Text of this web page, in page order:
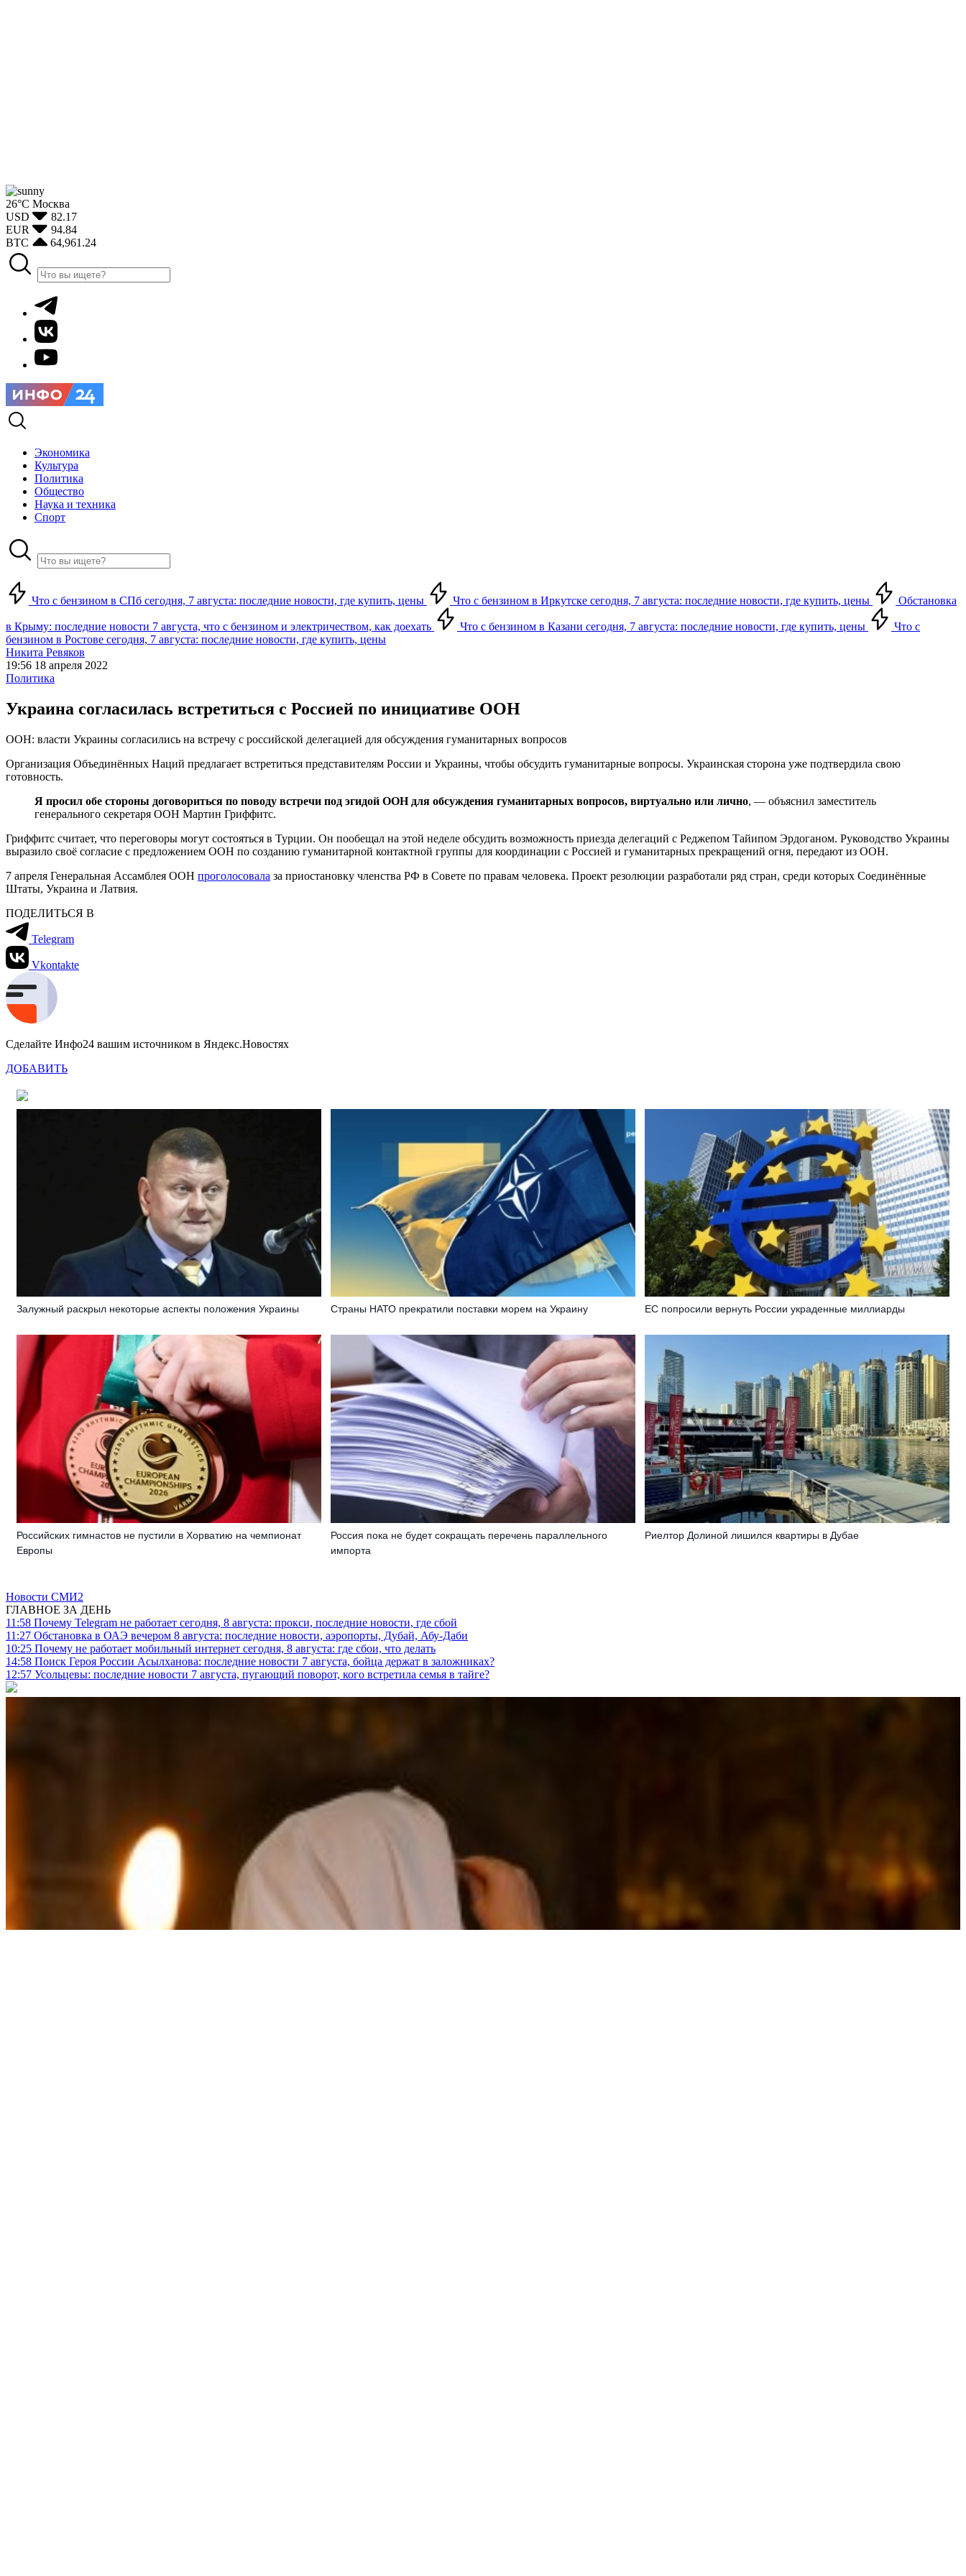
26°С Москва
USD
82.17
EUR
94.84
BTC
64,961.24
Экономика
Культура
Политика
Общество
Наука и техника
Спорт
Что с бензином в СПб сегодня, 7 августа: последние новости, где купить, цены Что с бензином в Иркутске сегодня, 7 августа: последние новости, где купить, цены Обстановка
в Крыму: последние новости 7 августа, что с бензином и электричеством, как доехать Что с бензином в Казани сегодня, 7 августа: последние новости, где купить, цены
Что с
бензином в Ростове сегодня, 7 августа: последние новости, где купить, цены
Никита Ревяков
19:56 18 апреля 2022
Политика
Украина согласилась встретиться с Россией по инициативе ООН
ООН: власти Украины согласились на встречу с российской делегацией для обсуждения гуманитарных вопросов
Организация Объединённых Наций предлагает встретиться представителям России и Украины, чтобы обсудить гуманитарные вопросы. Украинская сторона уже подтвердила свою
готовность.
Я просил обе стороны договориться по поводу встречи под эгидой ООН для обсуждения гуманитарных вопросов, виртуально или лично, — объяснил заместитель
генерального секретаря ООН Мартин Гриффитс.
Гриффитс считает, что переговоры могут состояться в Турции. Он пообещал на этой неделе обсудить возможность приезда делегаций с Реджепом Тайипом Эрдоганом. Руководство Украины
выразило своё согласие с предложением ООН по созданию гуманитарной контактной группы для координации с Россией и гуманитарных прекращений огня, передают из ООН.
7 апреля Генеральная Ассамблея ООН проголосовала за приостановку членства РФ в Совете по правам человека. Проект резолюции разработали ряд стран, среди которых Соединённые
Штаты, Украина и Латвия.
ПОДЕЛИТЬСЯ В
Telegram
Vkontakte
Сделайте Инфо24 вашим источником в Яндекс.Новостях
ДОБАВИТЬ
Залужный раскрыл некоторые аспекты положения Украины Страны НАТО прекратили поставки морем на Украину ЕС попросили вернуть России украденные миллиарды
Российских гимнастов не пустили в Хорватию на чемпионат
Европы
Россия пока не будет сокращать перечень параллельного
импорта
Риелтор Долиной лишился квартиры в Дубае
Новости СМИ2
ГЛАВНОЕ ЗА ДЕНЬ
11:58 Почему Telegram не работает сегодня, 8 августа: прокси, последние новости, где сбой
11:27 Обстановка в ОАЭ вечером 8 августа: последние новости, аэропорты, Дубай, Абу-Даби
10:25 Почему не работает мобильный интернет сегодня, 8 августа: где сбои, что делать
14:58 Поиск Героя России Асылханова: последние новости 7 августа, бойца держат в заложниках?
12:57 Усольцевы: последние новости 7 августа, пугающий поворот, кого встретила семья в тайге?